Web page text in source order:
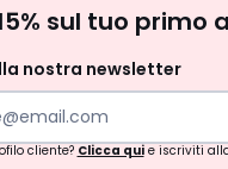
sul tuo primo
nostra newsletter
cliente?Clicca quie iscriviti